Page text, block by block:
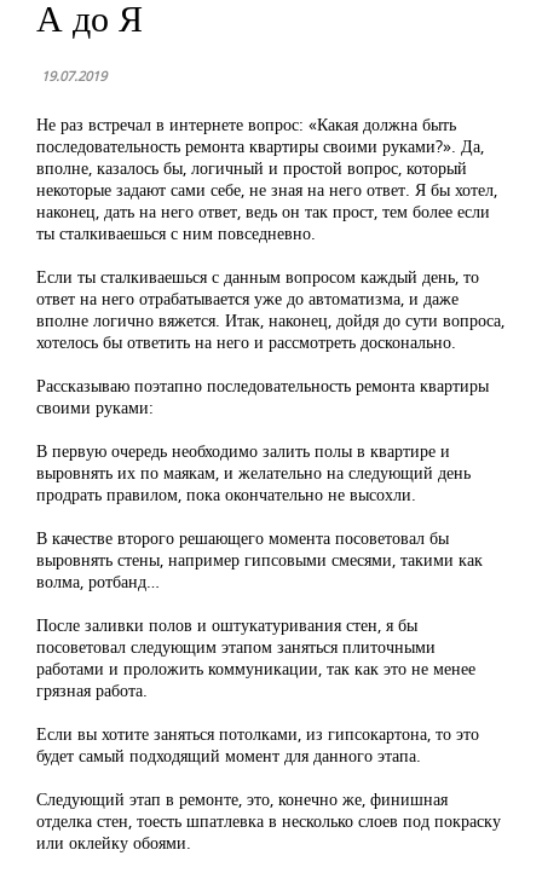
А до Я
19.07.2019
Не раз встречал в интернете вопрос: «Какая должна быть
последовательность ремонта квартиры своими руками?». Да,
вполне, казалось бы, логичный и простой вопрос, который
некоторые задают сами себе, не зная на него ответ. Я бы хотел,
наконец, дать на него ответ, ведь он так прост, тем более если
ты сталкиваешься с ним повседневно.
Если ты сталкиваешься с данным вопросом каждый день, то
ответ на него отрабатывается уже до автоматизма, и даже
вполне логично вяжется. Итак, наконец, дойдя до сути вопроса,
хотелось бы ответить на него и рассмотреть досконально.
Рассказываю поэтапно последовательность ремонта квартиры
своими руками:
В первую очередь необходимо залить полы в квартире и
выровнять их по маякам, и желательно на следующий день
продрать правилом, пока окончательно не высохли.
В качестве второго решающего момента посоветовал бы
выровнять стены, например гипсовыми смесями, такими как
волма, ротбанд…
После заливки полов и оштукатуривания стен, я бы
посоветовал следующим этапом заняться плиточными
работами и проложить коммуникации, так как это не менее
грязная работа.
Если вы хотите заняться потолками, из гипсокартона, то это
будет самый подходящий момент для данного этапа.
Следующий этап в ремонте, это, конечно же, финишная
отделка стен, тоесть шпатлевка в несколько слоев под покраску
или оклейку обоями.